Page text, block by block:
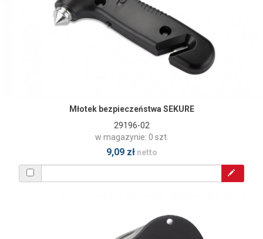
Młotek bezpieczeństwa SEKURE
29196-02
w magazynie: 0 szt.
9,09 złnetto